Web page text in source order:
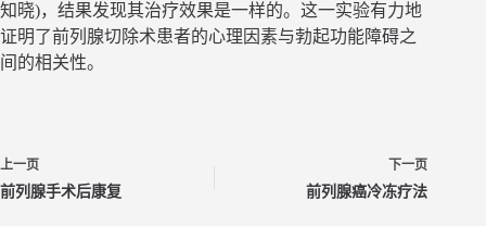
知晓)，结果发现其治疗效果是一样的。这一实验有力地
证明了前列腺切除术患者的心理因素与勃起功能障碍之
间的相关性。
上一页
前列腺手术后康复
下一页
前列腺癌冷冻疗法